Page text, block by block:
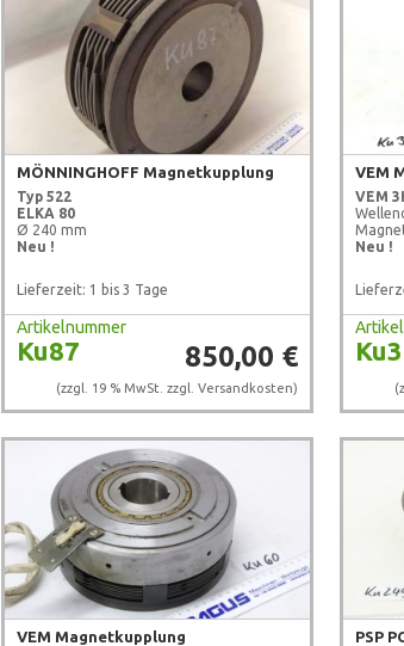
MÖNNINGHOFF Magnetkupplung
Typ 522
ELKA 80
Ø 240 mm
Neu !
Lieferzeit: 1 bis 3 Tage
Artikelnummer
Ku87 850,00 €
(zzgl. 19 % MwSt. zzgl.Versandkosten)
VEM
VEM
Neu !
VEM Magnetkupplung PSP